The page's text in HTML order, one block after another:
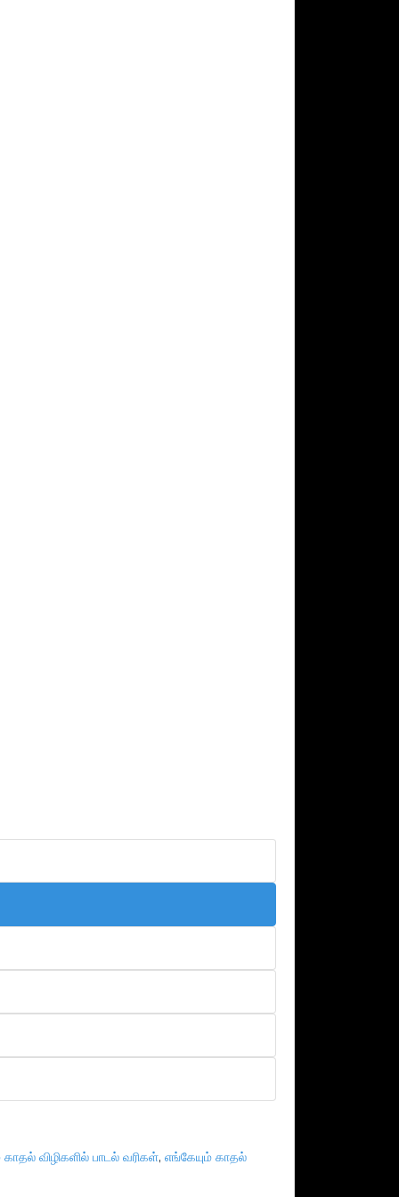
காதல் விழிகளில் பாடல் வரிகள், எங்கேயும் காதல்